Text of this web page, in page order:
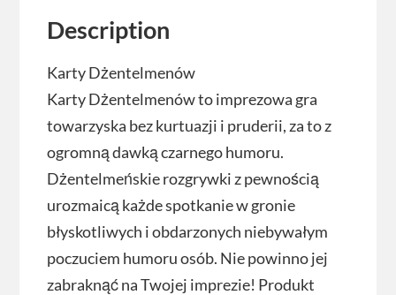
Description
Karty Dżentelmenów
Karty Dżentelmenów to imprezowa gra
towarzyska bez kurtuazji i pruderii, za to z
ogromną dawką czarnego humoru.
Dżentelmeńskie rozgrywki z pewnością
urozmaicą każde spotkanie w gronie
błyskotliwych i obdarzonych niebywałym
poczuciem humoru osób. Nie powinno jej
zabraknąć na Twojej imprezie! Produkt